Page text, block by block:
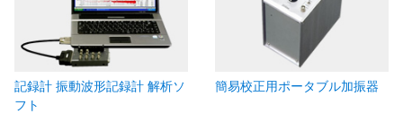
記録計 振動波形記録計 解析ソ
フト
簡易校正用ポータブル加振器